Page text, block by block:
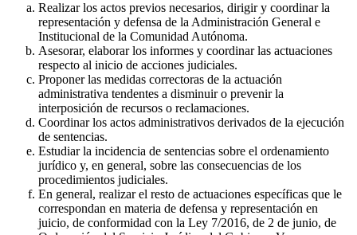
Realizar los actos previos necesarios, dirigir y coordinar la
representación y defensa de la Administración General e
Institucional de la Comunidad Autónoma.
Asesorar, elaborar los informes y coordinar las actuaciones
respecto al inicio de acciones judiciales.
Proponer las medidas correctoras de la actuación
administrativa tendentes a disminuir o prevenir la
interposición de recursos o reclamaciones.
Coordinar los actos administrativos derivados de la ejecución
de sentencias.
Estudiar la incidencia de sentencias sobre el ordenamiento
jurídico y, en general, sobre las consecuencias de los
procedimientos judiciales.
En general, realizar el resto de actuaciones específicas que le
correspondan en materia de defensa y representación en
juicio, de conformidad con la Ley 7/2016, de 2 de junio, de